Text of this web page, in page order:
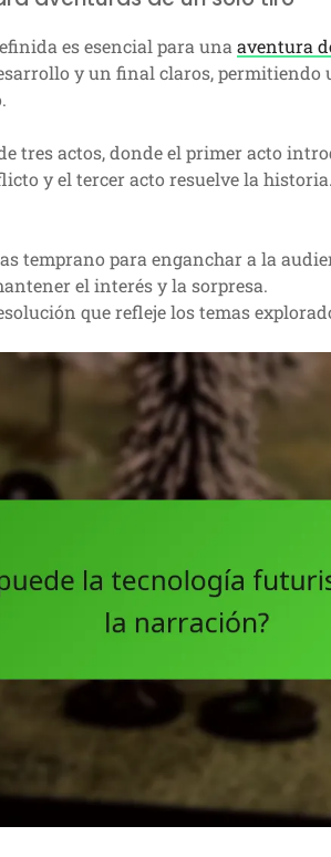
es esencial para unaaventura
y un final claros,
tres actos, donde el primer acto
y el tercer acto resuelve la
temprano para enganchar a la
el interés y la sorpresa.
que refleje los temas